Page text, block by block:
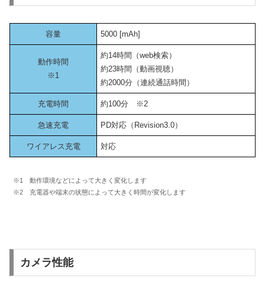
容量 5000 [mAh]
動作時間
※1
約14時間（web検索）
約23時間（動画視聴）
約2000分（連続通話時間）
充電時間 約100分 ※2
急速充電 PD対応（Revision3.0）
ワイアレス充電 対応
※1 動作環境などによって大きく変化します
※2 充電器や端末の状態によって大きく時間が変化します
カメラ性能